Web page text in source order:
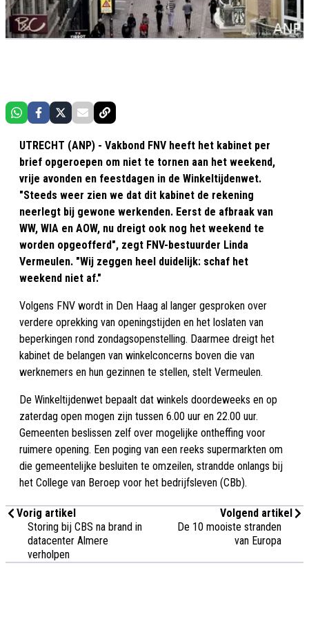
UTRECHT (ANP) - Vakbond FNV heeft het kabinet per
brief opgeroepen om niet te tornen aan het weekend,
vrije avonden en feestdagen in de Winkeltijdenwet.
"Steeds weer zien we dat dit kabinet de rekening
neerlegt bij gewone werkenden. Eerst de afbraak van
WW, WIA en AOW, nu dreigt ook nog het weekend te
worden opgeofferd", zegt FNV-bestuurder Linda
Vermeulen. "Wij zeggen heel duidelijk: schaf het
weekend niet af."
Volgens FNV wordt in Den Haag al langer gesproken over
verdere oprekking van openingstijden en het loslaten van
beperkingen rond zondagsopenstelling. Daarmee dreigt het
kabinet de belangen van winkelconcerns boven die van
werknemers en hun gezinnen te stellen, stelt Vermeulen.
De Winkeltijdenwet bepaalt dat winkels doordeweeks en op
zaterdag open mogen zijn tussen 6.00 uur en 22.00 uur.
Gemeenten beslissen zelf over mogelijke ontheffing voor
ruimere opening. Een poging van een reeks supermarkten om
die gemeentelijke besluiten te omzeilen, strandde onlangs bij
het College van Beroep voor het bedrijfsleven (CBb).
Vorig artikel
Storing bij CBS na brand in
datacenter Almere
verholpen
Volgend artikel
De 10 mooiste stranden
van Europa